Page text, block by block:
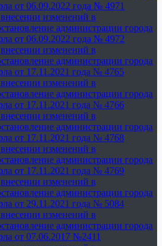
от 06.09.2022 года № 4971
изменений в
администрации города
от 06.09.2022 года № 4972
изменений в
администрации города
от 17.11.2021 года № 4765
изменений в
администрации города
от 17.11.2021 года № 4766
изменений в
администрации города
от 17.11.2021 года № 4768
изменений в
администрации города
от 17.11.2021 года № 4769
изменений в
администрации города
от 29.11.2021 года № 5084
изменений в
администрации города
от 07.06.2017 №2411